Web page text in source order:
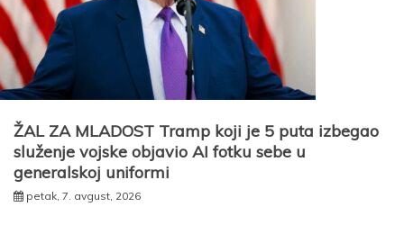
ŽAL ZA MLADOST Tramp koji je 5 puta izbegao
služenje vojske objavio AI fotku sebe u
generalskoj uniformi
petak, 7. avgust, 2026